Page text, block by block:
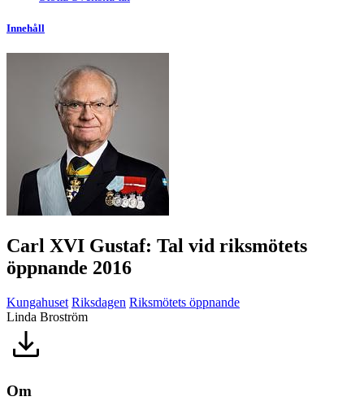
Innehåll
Carl XVI Gustaf: Tal vid riksmötets
öppnande 2016
Kungahuset Riksdagen Riksmötets öppnande
Linda Broström
Om